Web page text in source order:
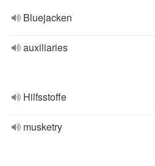
Bluejacken
auxiliaries
Hilfsstoffe
musketry